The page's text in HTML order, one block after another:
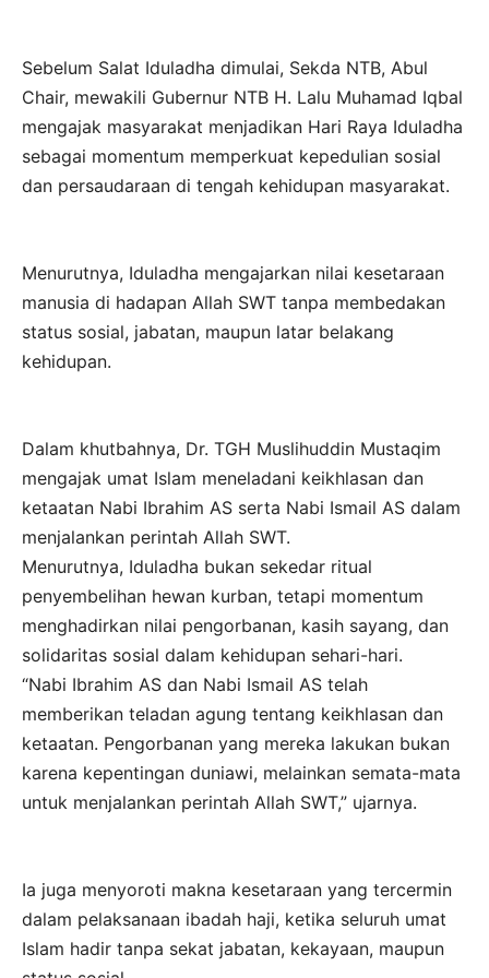
Sebelum Salat Iduladha dimulai, Sekda NTB, Abul
Chair, mewakili Gubernur NTB H. Lalu Muhamad Iqbal
mengajak masyarakat menjadikan Hari Raya Iduladha
sebagai momentum memperkuat kepedulian sosial
dan persaudaraan di tengah kehidupan masyarakat.
Menurutnya, Iduladha mengajarkan nilai kesetaraan
manusia di hadapan Allah SWT tanpa membedakan
status sosial, jabatan, maupun latar belakang
kehidupan.
Dalam khutbahnya, Dr. TGH Muslihuddin Mustaqim
mengajak umat Islam meneladani keikhlasan dan
ketaatan Nabi Ibrahim AS serta Nabi Ismail AS dalam
menjalankan perintah Allah SWT.
Menurutnya, Iduladha bukan sekedar ritual
penyembelihan hewan kurban, tetapi momentum
menghadirkan nilai pengorbanan, kasih sayang, dan
solidaritas sosial dalam kehidupan sehari-hari.
“Nabi Ibrahim AS dan Nabi Ismail AS telah
memberikan teladan agung tentang keikhlasan dan
ketaatan. Pengorbanan yang mereka lakukan bukan
karena kepentingan duniawi, melainkan semata-mata
untuk menjalankan perintah Allah SWT,” ujarnya.
Ia juga menyoroti makna kesetaraan yang tercermin
dalam pelaksanaan ibadah haji, ketika seluruh umat
Islam hadir tanpa sekat jabatan, kekayaan, maupun